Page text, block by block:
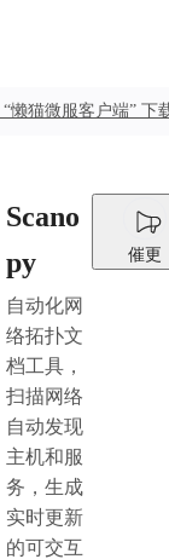
“懒猫微服客户端” 下
Scano
py
自动化网
络拓扑文
档工具，
扫描网络
自动发现
主机和服
务，生成
实时更新
的可交互
催更